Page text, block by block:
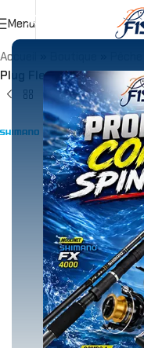
Menu
Accueil
Plug Flexdrive